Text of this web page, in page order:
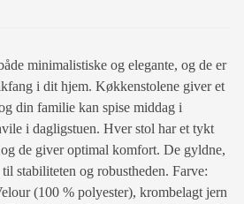
minimalistiske og elegante, og de er
i dit hjem. Køkkenstolene giver et
din familie kan spise middag i
i dagligstuen. Hver stol har et tykt
de giver optimal komfort. De gyldne,
stabiliteten og robustheden. Farve:
(100 % polyester), krombelagt jern